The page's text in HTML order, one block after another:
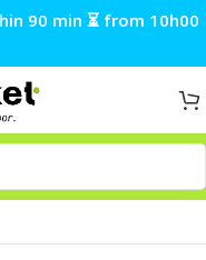
90 min ⏳ from 10h00